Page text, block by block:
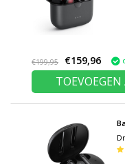
€199,95 €159,96